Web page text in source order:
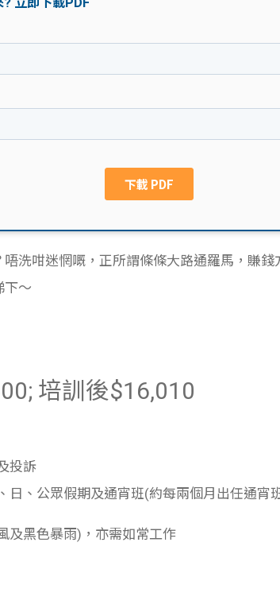
洗咁迷惘嘅，正所謂條條大路通羅馬，賺錢
下～
培訓後$16,010
投訴
日、公眾假期及通宵班(約每兩個月出任通宵
及黑色暴雨)，亦需如常工作